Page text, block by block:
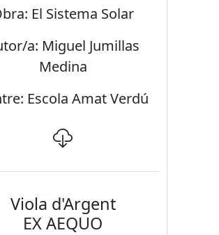
El Sistema Solar
a: Miguel Jumillas
Medina
Escola Amat Verdú
Viola d'Argent
EX AEQUO